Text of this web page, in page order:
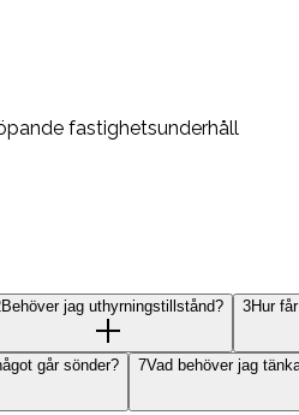
fastighetsunderhåll
Behöver jag uthyrningstillstånd? 3Hur
går sönder? 7Vad behöver jag